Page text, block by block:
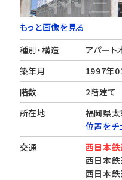
もっと画像を見る
種別・構造
アパート
築年月
1997年
階数
2階建て
所在地
福岡県
位置をチ
交通
西日本
西日本
西日本